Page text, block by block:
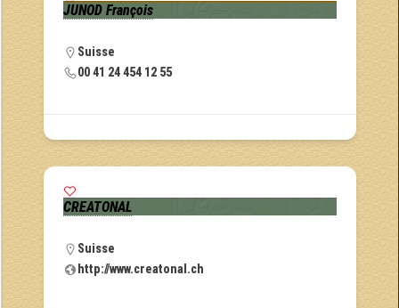
JUNOD François
Suisse
00 41 24 454 12 55
CREATONAL
Suisse
http://www.creatonal.ch